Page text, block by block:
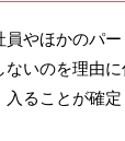
やほかのパ
いのを理由
ることが確